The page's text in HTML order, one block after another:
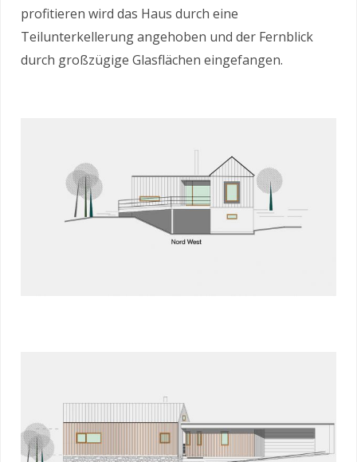
profitieren wird das Haus durch eine
Teilunterkellerung angehoben und der Fernblick
durch großzügige Glasflächen eingefangen.